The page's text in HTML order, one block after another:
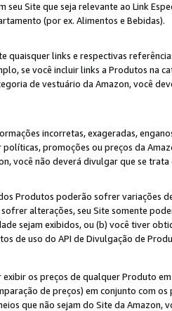
seu Site que seja relevante ao Link
(por ex. Alimentos e Bebidas).
quaisquer links e respectivas
se você incluir links a Produtos na
de vestuário da Amazon, você
incorretas, exageradas,
promoções ou preços da
você não deverá divulgar que se
Produtos poderão sofrer variações
alterações, seu Site somente
sejam exibidos, ou (b) você tiver
de uso do API de Divulgação de
os preços de qualquer Produto
de preços) em conjunto com
que não sejam do Site da Amazon,